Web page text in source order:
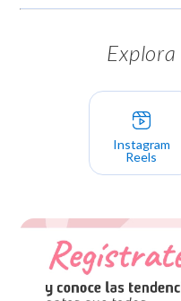
Explora
Instagram
Reels